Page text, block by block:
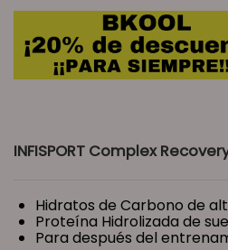
INFISPORT Complex Recovery
Hidratos de Carbono de
Proteína Hidrolizada de
Para después del